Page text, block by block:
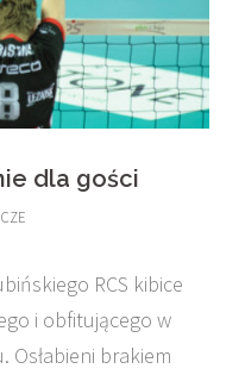
dla gości
RCS kibice
i obfitującego w
Osłabieni brakiem